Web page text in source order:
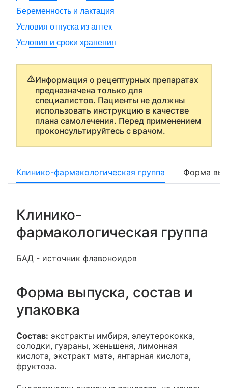
Беременность и лактация
Условия отпуска из аптек
Условия и сроки хранения
Информация о рецептурных препаратах
предназначена только для
специалистов. Пациенты не должны
использовать инструкцию в качестве
плана самолечения. Перед применением
проконсультируйтесь с врачом.
Клинико-фармакологическая группа Форма
Клинико-
фармакологическая группа
БАД - источник флавоноидов
Форма выпуска, состав и
упаковка
Состав: экстракты имбиря, элеутерококка,
солодки, гуараны, женьшеня, лимонная
кислота, экстракт матэ, янтарная кислота,
фруктоза.